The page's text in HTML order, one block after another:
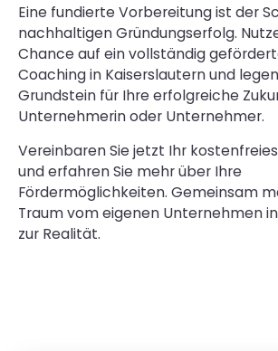
Eine fundierte Vorbereitung ist der
nachhaltigen Gründungserfolg.
Chance auf ein vollständig
Coaching in Kaiserslautern und
Grundstein für Ihre erfolgreiche
Unternehmerin oder Unternehmer.
Vereinbaren Sie jetzt Ihr
und erfahren Sie mehr über Ihre
Fördermöglichkeiten. Gemeinsam
Traum vom eigenen Unternehmen
zur Realität.